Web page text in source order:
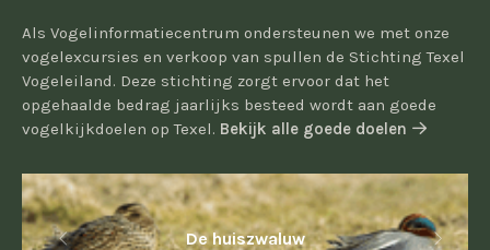
Als Vogelinformatiecentrum ondersteunen we met onze
vogelexcursies en verkoop van spullen de Stichting Texel
Vogeleiland. Deze stichting zorgt ervoor dat het
opgehaalde bedrag jaarlijks besteed wordt aan goede
vogelkijkdoelen op Texel. Bekijk alle goede doelen
De huiszwaluw